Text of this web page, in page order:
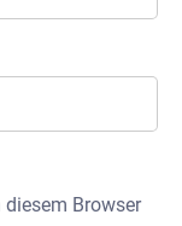
diesem Browser